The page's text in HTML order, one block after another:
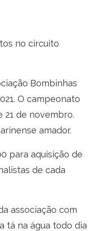
no circuito
Bombinhas
O campeonato
21 de novembro.
amador.
para aquisição de
de cada
associação com
tá na água todo dia